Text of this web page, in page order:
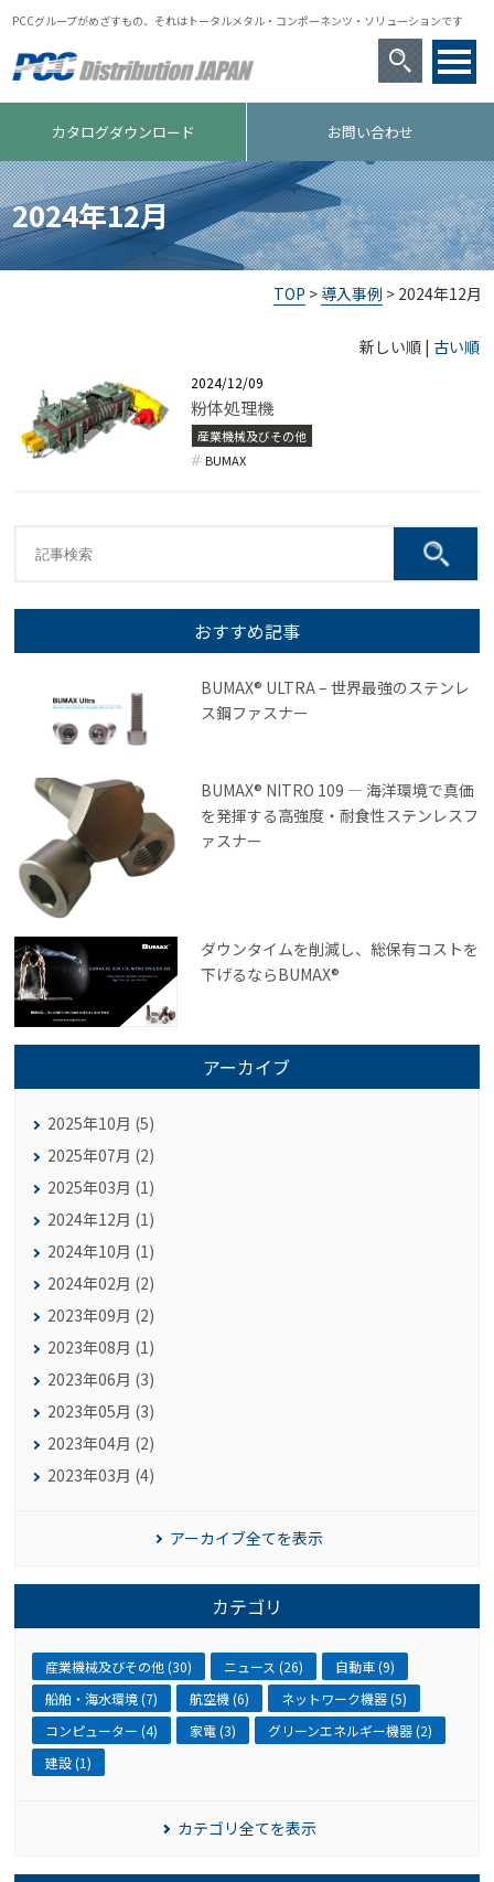
PCCグループがめざすもの、それはトータルメタル・コンポーネンツ・ソリューションです
カタログダウンロード お問い合わせ
2024年12月
TOP > 導入事例 > 2024年12月
新しい順 | 古い順
2024/12/09
粉体処理機
産業機械及びその他
BUMAX
おすすめ記事
BUMAX® ULTRA – 世界最強のステンレ
ス鋼ファスナー
BUMAX® NITRO 109 ― 海洋環境で真価
を発揮する高強度・耐食性ステンレスフ
ァスナー
ダウンタイムを削減し、総保有コストを
下げるならBUMAX®
アーカイブ
2025年10月 (5)
2025年07月 (2)
2025年03月 (1)
2024年12月 (1)
2024年10月 (1)
2024年02月 (2)
2023年09月 (2)
2023年08月 (1)
2023年06月 (3)
2023年05月 (3)
2023年04月 (2)
2023年03月 (4)
アーカイブ全てを表示
カテゴリ
産業機械及びその他 (30) ニュース (26)
自動車 (9)
船舶・海水環境 (7)
航空機 (6)
ネットワーク機器 (5)
コンピューター (4)
家電 (3)
グリーンエネルギー機器 (2)
建設 (1)
カテゴリ全てを表示